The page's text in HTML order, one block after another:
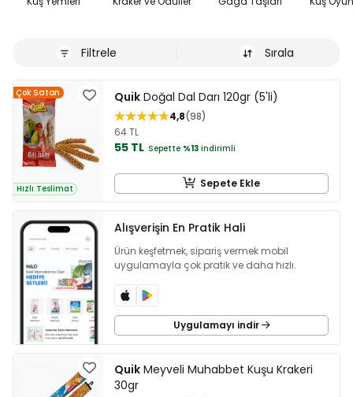
Filtrele Sırala
Çok Satan
Hızlı Teslimat
Quik Doğal Dal Darı 120gr (5'li)
4,8 98
64 TL
55 TL Sepette %13 indirimli
Sepete Ekle
Alışverişin En Pratik Hali
Ürün keşfetmek, sipariş vermek mobil
uygulamayla çok pratik ve daha hızlı.
Uygulamayı indir
Quik Meyveli Muhabbet Kuşu Krakeri
30gr